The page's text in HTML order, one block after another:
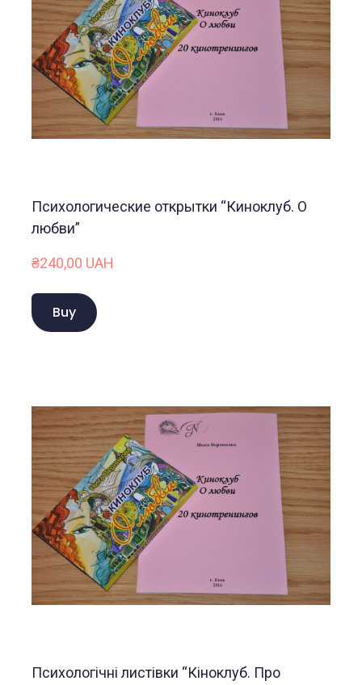
Психологические открытки “Киноклуб. О
любви”
₴240,00 UAH
Buy
Психологічні листівки “Кіноклуб. Про